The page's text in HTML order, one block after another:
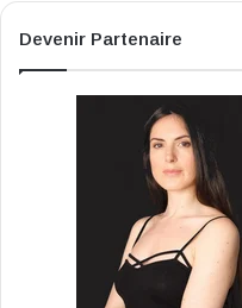
Devenir Partenaire